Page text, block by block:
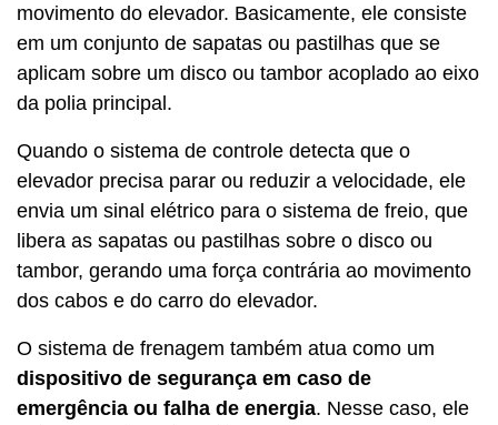
movimento do elevador. Basicamente, ele consiste
em um conjunto de sapatas ou pastilhas que se
aplicam sobre um disco ou tambor acoplado ao eixo
da polia principal.
Quando o sistema de controle detecta que o
elevador precisa parar ou reduzir a velocidade, ele
envia um sinal elétrico para o sistema de freio, que
libera as sapatas ou pastilhas sobre o disco ou
tambor, gerando uma força contrária ao movimento
dos cabos e do carro do elevador.
O sistema de frenagem também atua como um
dispositivo de segurança em caso de
emergência ou falha de energia. Nesse caso, ele